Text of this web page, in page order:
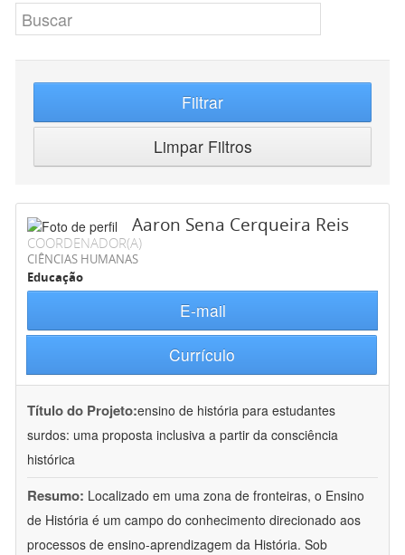
Filtrar
Limpar Filtros
Aaron Sena Cerqueira Reis
COORDENADOR(A)
CIÊNCIAS HUMANAS
Educação
E-mail
Currículo
Título do Projeto:ensino de história para estudantes
surdos: uma proposta inclusiva a partir da consciência
histórica
Resumo: Localizado em uma zona de fronteiras, o Ensino
de História é um campo do conhecimento direcionado aos
processos de ensino-aprendizagem da História. Sob